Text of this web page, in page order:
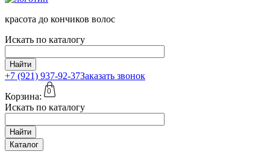
красота до кончиков волос
Искать по каталогу
Найти
+7 (921) 937-92-37Заказать звонок
Корзина:
0
Искать по каталогу
Найти
Каталог